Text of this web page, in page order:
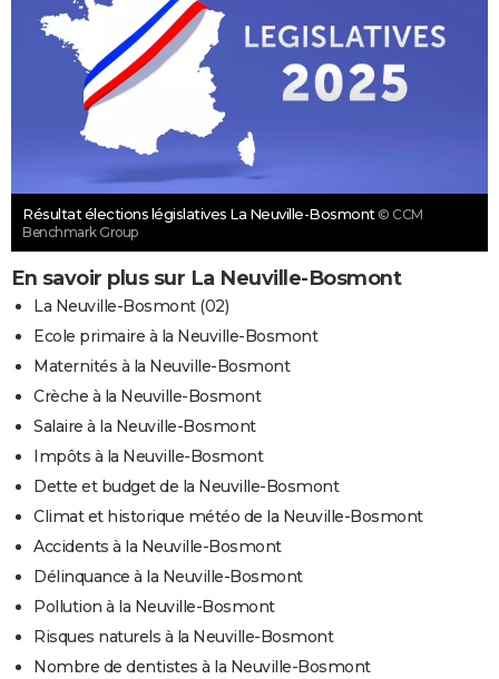
Résultat élections législatives La Neuville-Bosmont © CCM
Benchmark Group
En savoir plus sur La Neuville-Bosmont
La Neuville-Bosmont (02)
Ecole primaire à la Neuville-Bosmont
Maternités à la Neuville-Bosmont
Crèche à la Neuville-Bosmont
Salaire à la Neuville-Bosmont
Impôts à la Neuville-Bosmont
Dette et budget de la Neuville-Bosmont
Climat et historique météo de la Neuville-Bosmont
Accidents à la Neuville-Bosmont
Délinquance à la Neuville-Bosmont
Pollution à la Neuville-Bosmont
Risques naturels à la Neuville-Bosmont
Nombre de dentistes à la Neuville-Bosmont